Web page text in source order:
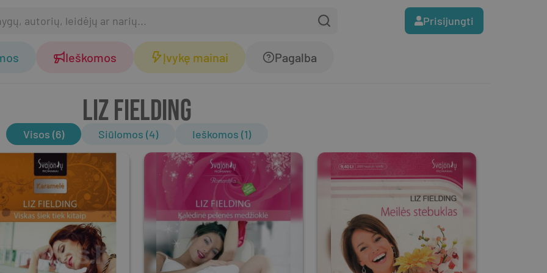
Prisijungti
Ieškomos Įvykę mainai Pagalba
LIZ FIELDING
Visos (6) Siūlomos (4) Ieškomos (1)